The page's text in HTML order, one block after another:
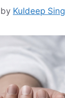
by Kuldeep